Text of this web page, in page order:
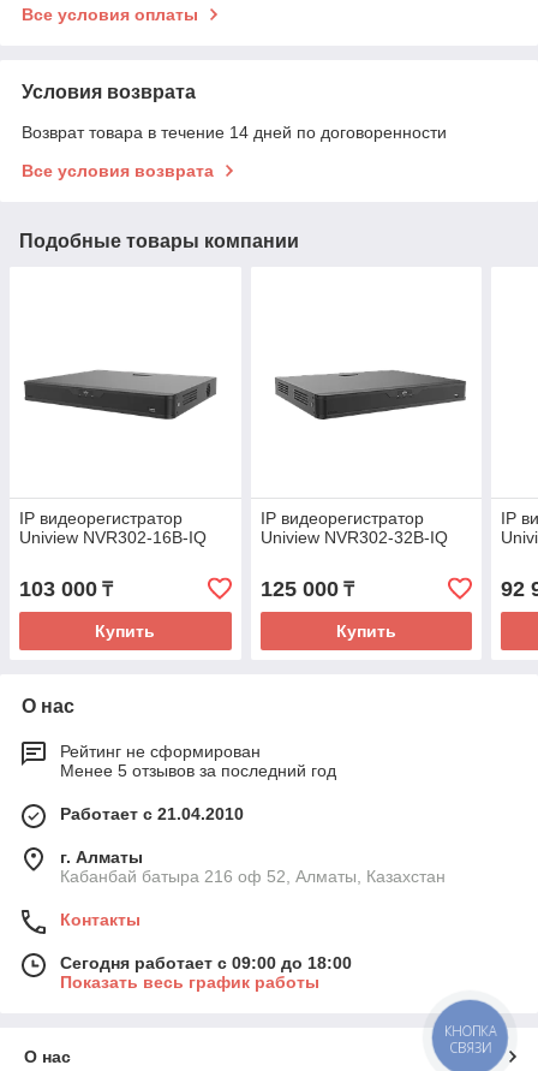
Все условия оплаты
Условия возврата
Возврат товара в течение 14 дней по договоренности
Все условия возврата
Подобные товары компании
IP видеорегистратор
Uniview NVR302-16B-IQ
103 000 ₸
Купить
IP видеорегистратор
Uniview NVR302-32B-IQ
125 000₸
Купить
IP
92
О нас
Рейтинг не сформирован
Менее 5 отзывов за последний год
Работает с 21.04.2010
г. Алматы
Кабанбай батыра 216 оф 52, Алматы, Казахстан
Контакты
Сегодня работает с 09:00 до 18:00
Показать весь график работы
О нас
КНОПКА
СВЯЗИ